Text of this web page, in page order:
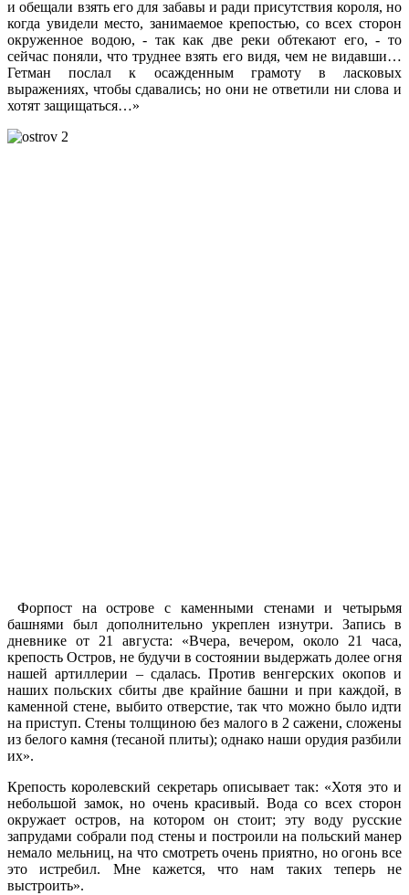
и обещали взять его для забавы и ради присутствия короля, но
когда увидели место, занимаемое крепостью, со всех сторон
окруженное водою, - так как две реки обтекают его, - то
сейчас поняли, что труднее взять его видя, чем не видавши…
Гетман послал к осажденным грамоту в ласковых
выражениях, чтобы сдавались; но они не ответили ни слова и
хотят защищаться…»
Форпост на острове с каменными стенами и четырьмя
башнями был дополнительно укреплен изнутри. Запись в
дневнике от 21 августа: «Вчера, вечером, около 21 часа,
крепость Остров, не будучи в состоянии выдержать долее огня
нашей артиллерии – сдалась. Против венгерских окопов и
наших польских сбиты две крайние башни и при каждой, в
каменной стене, выбито отверстие, так что можно было идти
на приступ. Стены толщиною без малого в 2 сажени, сложены
из белого камня (тесаной плиты); однако наши орудия разбили
их».
Крепость королевский секретарь описывает так: «Хотя это и
небольшой замок, но очень красивый. Вода со всех сторон
окружает остров, на котором он стоит; эту воду русские
запрудами собрали под стены и построили на польский манер
немало мельниц, на что смотреть очень приятно, но огонь все
это истребил. Мне кажется, что нам таких теперь не
выстроить».